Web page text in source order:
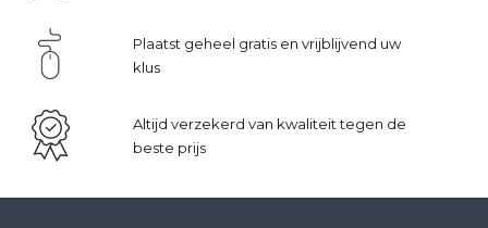
Plaatst geheel gratis en vrijblijvend uw
klus
Altijd verzekerd van kwaliteit tegen de
beste prijs